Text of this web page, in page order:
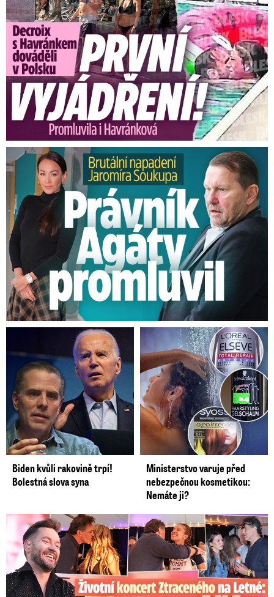
Brutální napadení Soukupa. Právník Agáty promluvil
Biden kvůli rakovině trpí!
Bolestná slova syna
Ministerstvo varuje před
nebezpečnou kosmetikou:
Nemáte ji?
Koncert Ztraceného na Letné: Jágr přišel s Dominikou, ale...